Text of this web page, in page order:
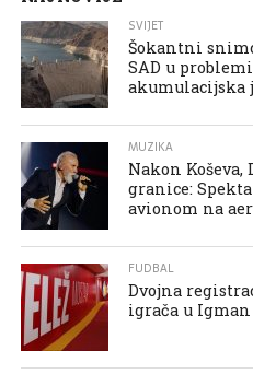
SVIJET
Šokantni
SAD u
akumulacijska
MUZIKA
Nakon
granice:
avionom na
FUDBAL
Dvojna
igrača u